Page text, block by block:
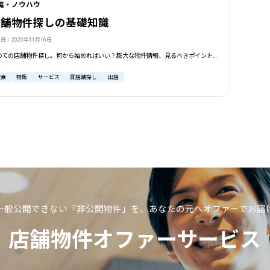
・ノウハウ
物件探しの基礎知識
日：2020年11月16日
物販 サービス 貸店舗探し 出店
般公開できない「非公開物件」を、あなたの元へオファーでお届
店舗物件オファーサービス